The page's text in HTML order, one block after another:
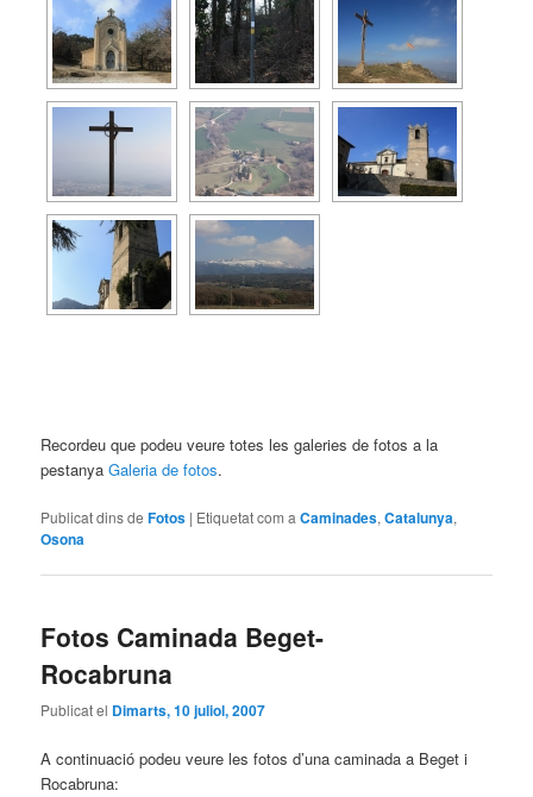
Recordeu que podeu veure totes les galeries de fotos a la
pestanyaGaleria de fotos.
Publicat dins de Fotos | Etiquetat com a Caminades,Catalunya,
Osona
Fotos Caminada Beget-
Rocabruna
Publicat el Dimarts, 10 juliol, 2007
A continuació podeu veure les fotos d’una caminada a Beget i
Rocabruna: